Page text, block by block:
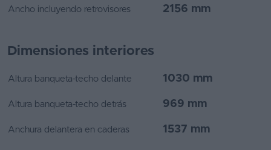
Ancho incluyendo retrovisores 2156 mm
Altura banqueta-techo delante 1030 mm
Altura banqueta-techo detrás 969 mm
Anchura delantera en caderas 1537 mm
Dimensiones interiores